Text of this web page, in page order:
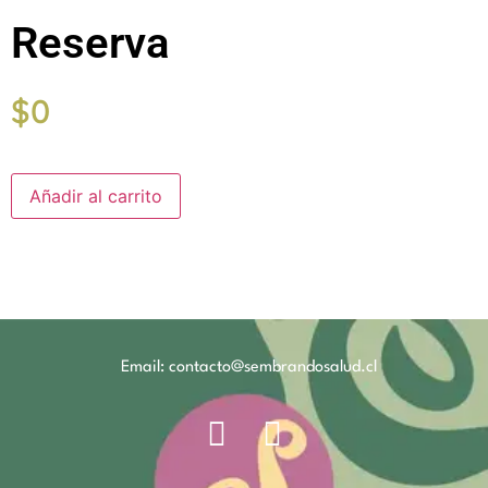
Reserva
$0
Añadir al carrito
Email: contacto@sembrandosalud.cl